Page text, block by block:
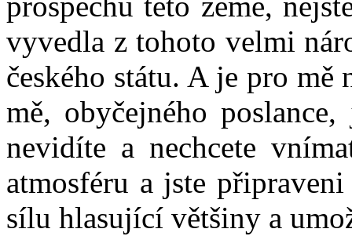
vyvedla z tohoto velmi
českého státu. A je pro
mě, obyčejného
nevidíte a nechcete
atmosféru a jste
sílu hlasující většiny a